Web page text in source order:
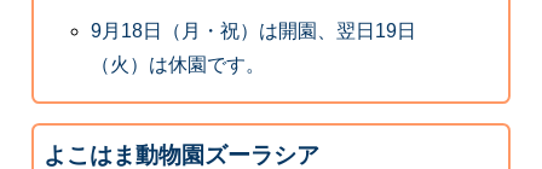
9月18日（月・祝）は開園、翌日19日
（火）は休園です。
よこはま動物園ズーラシア